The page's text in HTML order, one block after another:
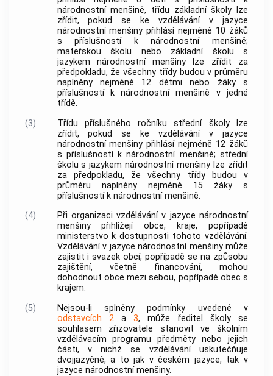
národnostní menšině, třídu základní školy lze
zřídit, pokud se ke vzdělávání v jazyce
národnostní menšiny přihlásí nejméně 10 žáků
s příslušností k národnostní menšině;
mateřskou školu nebo základní školu s
jazykem národnostní menšiny lze zřídit za
předpokladu, že všechny třídy budou v průměru
naplněny nejméně 12 dětmi nebo žáky s
příslušností k národnostní menšině v jedné
třídě.
(3)
Třídu příslušného ročníku střední školy lze
zřídit, pokud se ke vzdělávání v jazyce
národnostní menšiny přihlásí nejméně 12 žáků
s příslušností k národnostní menšině; střední
školu s jazykem národnostní menšiny lze zřídit
za předpokladu, že všechny třídy budou v
průměru naplněny nejméně 15 žáky s
příslušností k národnostní menšině.
(4)
Při organizaci vzdělávání v jazyce národnostní
menšiny přihlížejíobce, kraje, popřípadě
ministerstvo k dostupnosti tohoto vzdělávání.
Vzdělávání v jazyce národnostní menšiny může
zajistit i svazekobcí, popřípadě se na způsobu
zajištění, včetně financování, mohou
dohodnout obce mezi sebou, popřípadě obec s
krajem.
(5)
Nejsou-li splněny podmínky uvedené v
odstavcích 2a3, může ředitel školy se
souhlasem zřizovatele stanovit ve školním
vzdělávacím programu předměty nebo jejich
části, v nichž se vzdělávání uskutečňuje
dvojjazyčně, a to jak v českém jazyce, tak v
jazyce národnostní menšiny.